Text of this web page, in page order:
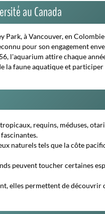
Park, à Vancouver, en
pour son engagement
l'aquarium attire chaque
la faune aquatique et participer
requins, méduses,
naturels tels que la côte
peuvent toucher certaines
elles permettent de découvrir